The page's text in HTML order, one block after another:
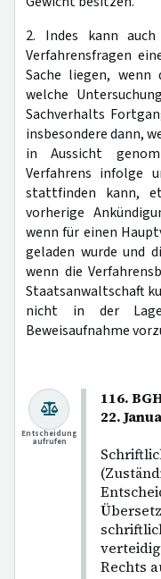
2. Indes kann
Verfahrensfragen
Sache liegen,
welche
Sachverhalts
insbesondere dann,
in Aussicht
Verfahrens infolge
stattfinden kann,
vorherige
wenn für einen
geladen wurde und
wenn die
Staatsanwaltschaft
nicht in der
Beweisaufnahme
116.
22.
Rechts
Entscheidung
aufrufen